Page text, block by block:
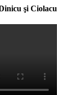
şi Ciolacu